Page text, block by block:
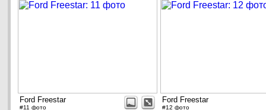
Ford Freestar
#11 фото
Ford Freestar
#12 фото